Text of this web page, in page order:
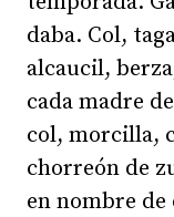
daba. Col,
alcaucil,
cada madre
col, morcilla,
chorreón de
en nombre de